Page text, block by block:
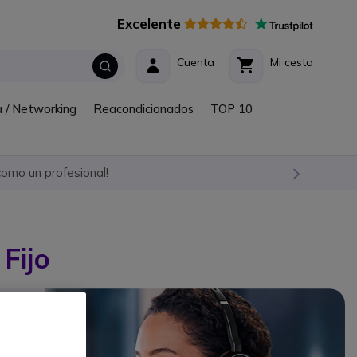
Excelente
Mi cesta
Cuenta
/ Networking Reacondicionados TOP 10
un profesional!